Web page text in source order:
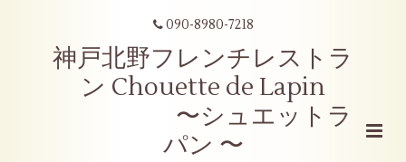
090-8980-7218
神戸北野フレンチレストラ
ン Chouette de Lapin
〜シュエットラ
パン 〜